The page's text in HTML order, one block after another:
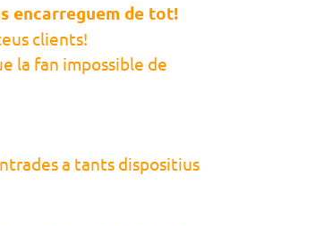
encarreguem de tot!
clients!
la fan impossible de
a tants dispositius